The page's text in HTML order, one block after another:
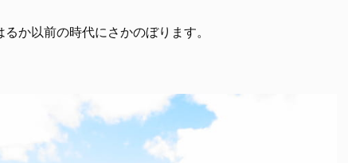
か以前の時代にさかのぼります。